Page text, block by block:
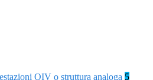
OIV o struttura analoga 5